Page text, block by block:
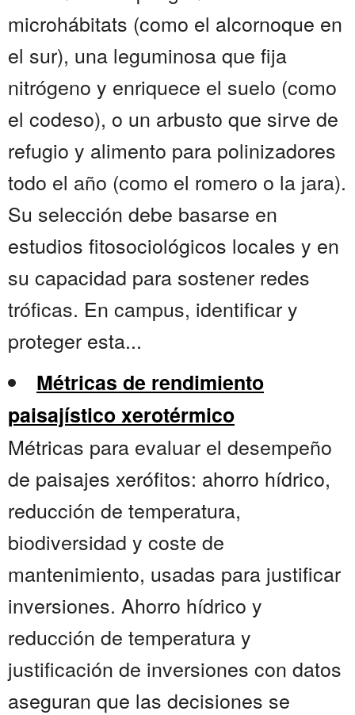
microhábitats (como el alcornoque en
el sur), una leguminosa que fija
nitrógeno y enriquece el suelo (como
el codeso), o un arbusto que sirve de
refugio y alimento para polinizadores
todo el año (como el romero o la jara).
Su selección debe basarse en
estudios fitosociológicos locales y en
su capacidad para sostener redes
tróficas. En campus, identificar y
proteger esta...
Métricas de rendimiento
paisajístico xerotérmico
Métricas para evaluar el desempeño
de paisajes xerófitos: ahorro hídrico,
reducción de temperatura,
biodiversidad y coste de
mantenimiento, usadas para justificar
inversiones. Ahorro hídrico y
reducción de temperatura y
justificación de inversiones con datos
aseguran que las decisiones se